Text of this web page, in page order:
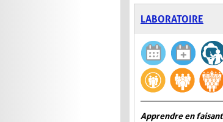
LABORATOIRE
Apprendre en faisant